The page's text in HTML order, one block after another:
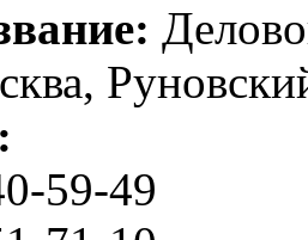
59-49